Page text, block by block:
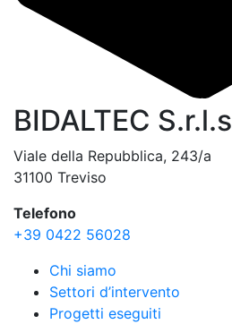
BIDALTEC S.r.l.s
Viale della Repubblica, 243/a
31100 Treviso
Telefono
+39 0422 56028
Chi siamo
Settori d’intervento
Progetti eseguiti